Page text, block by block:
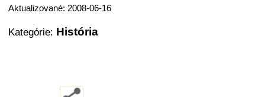
Aktualizované: 2008-06-16
Kategórie: História